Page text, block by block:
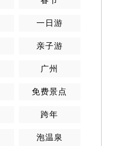
一日游
亲子游
广州
免费景点
跨年
泡温泉